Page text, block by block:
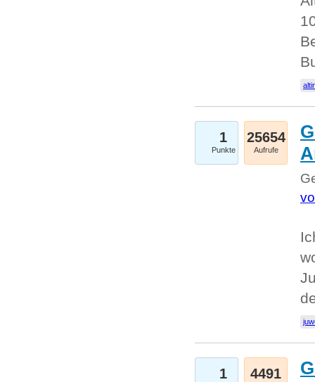
1
Punkte
25654
Aufrufe
1 4491